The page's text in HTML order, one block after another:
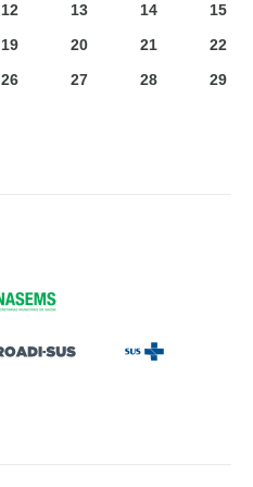
12 13 14
15
19 20 21
22
26 27 28
29